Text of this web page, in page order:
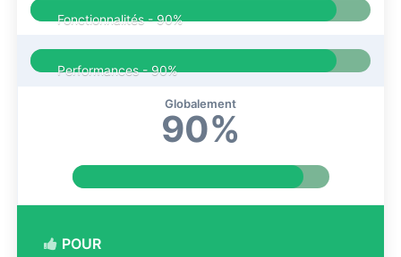
Fonctionnalités -90%
Performances -90%
Globalement
90%
POUR